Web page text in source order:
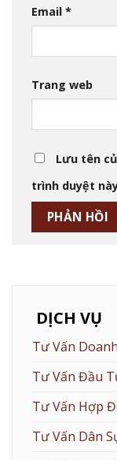
Email *
Trang web
Lưu tên
trình duyệt
DỊCH VỤ
Tư Vấn
Tư Vấn Đầu
Tư Vấn Hợp
Tư Vấn Dân